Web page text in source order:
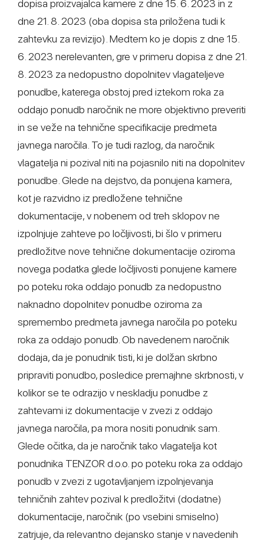
dopisa proizvajalca kamere z dne 15. 6. 2023 in z
dne 21. 8. 2023 (oba dopisa sta priložena tudi k
zahtevku za revizijo). Medtem ko je dopis z dne 15.
6. 2023 nerelevanten, gre v primeru dopisa z dne 21.
8. 2023 za nedopustno dopolnitev vlagateljeve
ponudbe, katerega obstoj pred iztekom roka za
oddajo ponudb naročnik ne more objektivno preveriti
in se veže na tehnične specifikacije predmeta
javnega naročila. To je tudi razlog, da naročnik
vlagatelja ni pozival niti na pojasnilo niti na dopolnitev
ponudbe. Glede na dejstvo, da ponujena kamera,
kot je razvidno iz predložene tehnične
dokumentacije, v nobenem od treh sklopov ne
izpolnjuje zahteve po ločljivosti, bi šlo v primeru
predložitve nove tehnične dokumentacije oziroma
novega podatka glede ločljivosti ponujene kamere
po poteku roka oddajo ponudb za nedopustno
naknadno dopolnitev ponudbe oziroma za
spremembo predmeta javnega naročila po poteku
roka za oddajo ponudb. Ob navedenem naročnik
dodaja, da je ponudnik tisti, ki je dolžan skrbno
pripraviti ponudbo, posledice premajhne skrbnosti, v
kolikor se te odrazijo v neskladju ponudbe z
zahtevami iz dokumentacije v zvezi z oddajo
javnega naročila, pa mora nositi ponudnik sam.
Glede očitka, da je naročnik tako vlagatelja kot
ponudnika TENZOR d.o.o. po poteku roka za oddajo
ponudb v zvezi z ugotavljanjem izpolnjevanja
tehničnih zahtev pozival k predložitvi (dodatne)
dokumentacije, naročnik (po vsebini smiselno)
zatrjuje, da relevantno dejansko stanje v navedenih